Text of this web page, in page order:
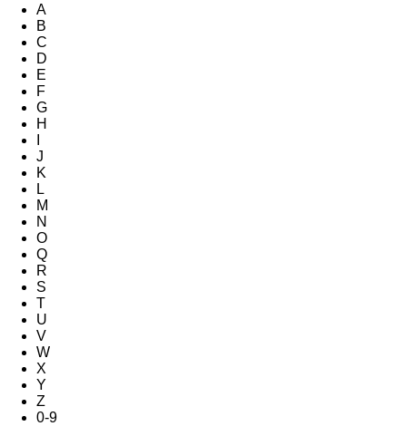
A
B
C
D
E
F
G
H
J
K
L
M
N
O
Q
R
S
T
U
V
W
X
Y
Z
0-9